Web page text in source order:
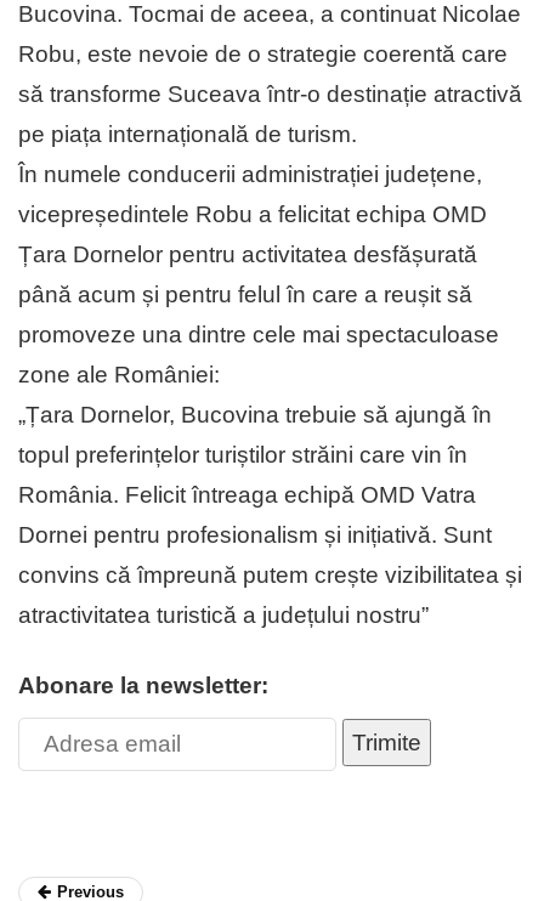
Bucovina. Tocmai de aceea, a continuat Nicolae
Robu, este nevoie de o strategie coerentă care
să transforme Suceava într-o destinație atractivă
pe piața internațională de turism.
În numele conducerii administrației județene,
vicepreședintele Robu a felicitat echipa OMD
Țara Dornelor pentru activitatea desfășurată
până acum și pentru felul în care a reușit să
promoveze una dintre cele mai spectaculoase
zone ale României:
„Țara Dornelor, Bucovina trebuie să ajungă în
topul preferințelor turiștilor străini care vin în
România. Felicit întreaga echipă OMD Vatra
Dornei pentru profesionalism și inițiativă. Sunt
convins că împreună putem crește vizibilitatea și
atractivitatea turistică a județului nostru”
Abonare la newsletter:
Trimite
Previous